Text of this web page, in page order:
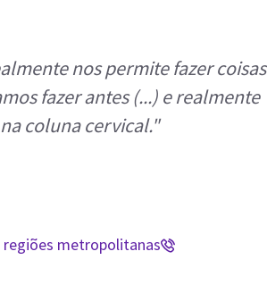
nos permite fazer coisas
fazer antes (...) e realmente
coluna cervical."
regiões metropolitanas